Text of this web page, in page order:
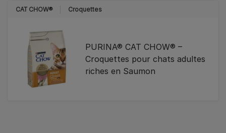
CAT CHOW® Croquettes
PURINA® CAT CHOW® –
Croquettes pour chats adultes
riches en Saumon